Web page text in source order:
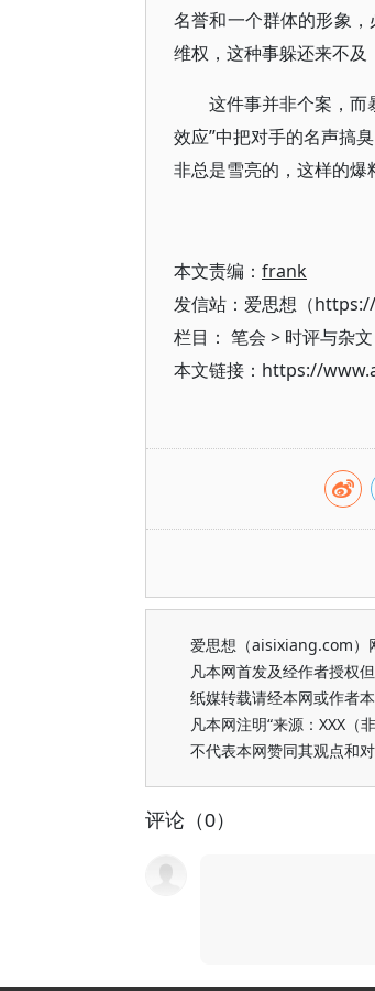
名誉和一个群体的形象
维权，这种事躲还来不及
这件事并非个案，而
效应”中把对手的名声搞
非总是雪亮的，这样的爆
本文责编： frank
发信站：爱思想（
栏目： 笔会 > 时评与杂文
本文链接：https://
爱思想（aisixiang.com）
凡本网首发及经作者授权
纸媒转载请经本网或作者本
凡本网注明“来源：XXX（
不代表本网赞同其观点和
评论（0）